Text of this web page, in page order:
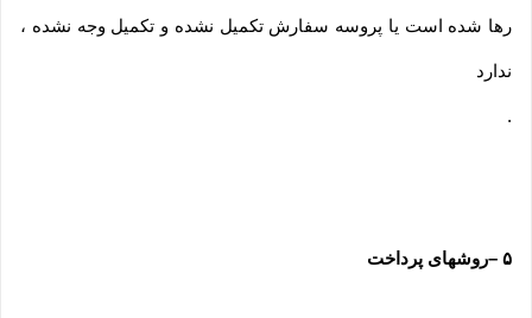
رها شده است یا پروسه سفارش تکمیل نشده و تکمیل وجه نشده ،
ندارد
.
۵ –روشهای پرداخت